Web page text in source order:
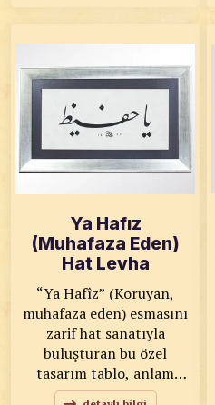
hazırlanan dairesel
kompozisyon; simetrik
floral desenleriyle göz
alıcı bir sanat atmosferi
oluşturur. KOD: 0137
SANATKÂR: Esma ŞENEL
ÖLÇÜLER: 69x69 ESER
Ya Hafız
(Muhafaza Eden)
Hat Levha
“Ya Hafîz” (Koruyan,
muhafaza eden) esmasını
zarif hat sanatıyla
buluşturan bu özel
tasarım tablo, anlam
yüklü ve estetik bir